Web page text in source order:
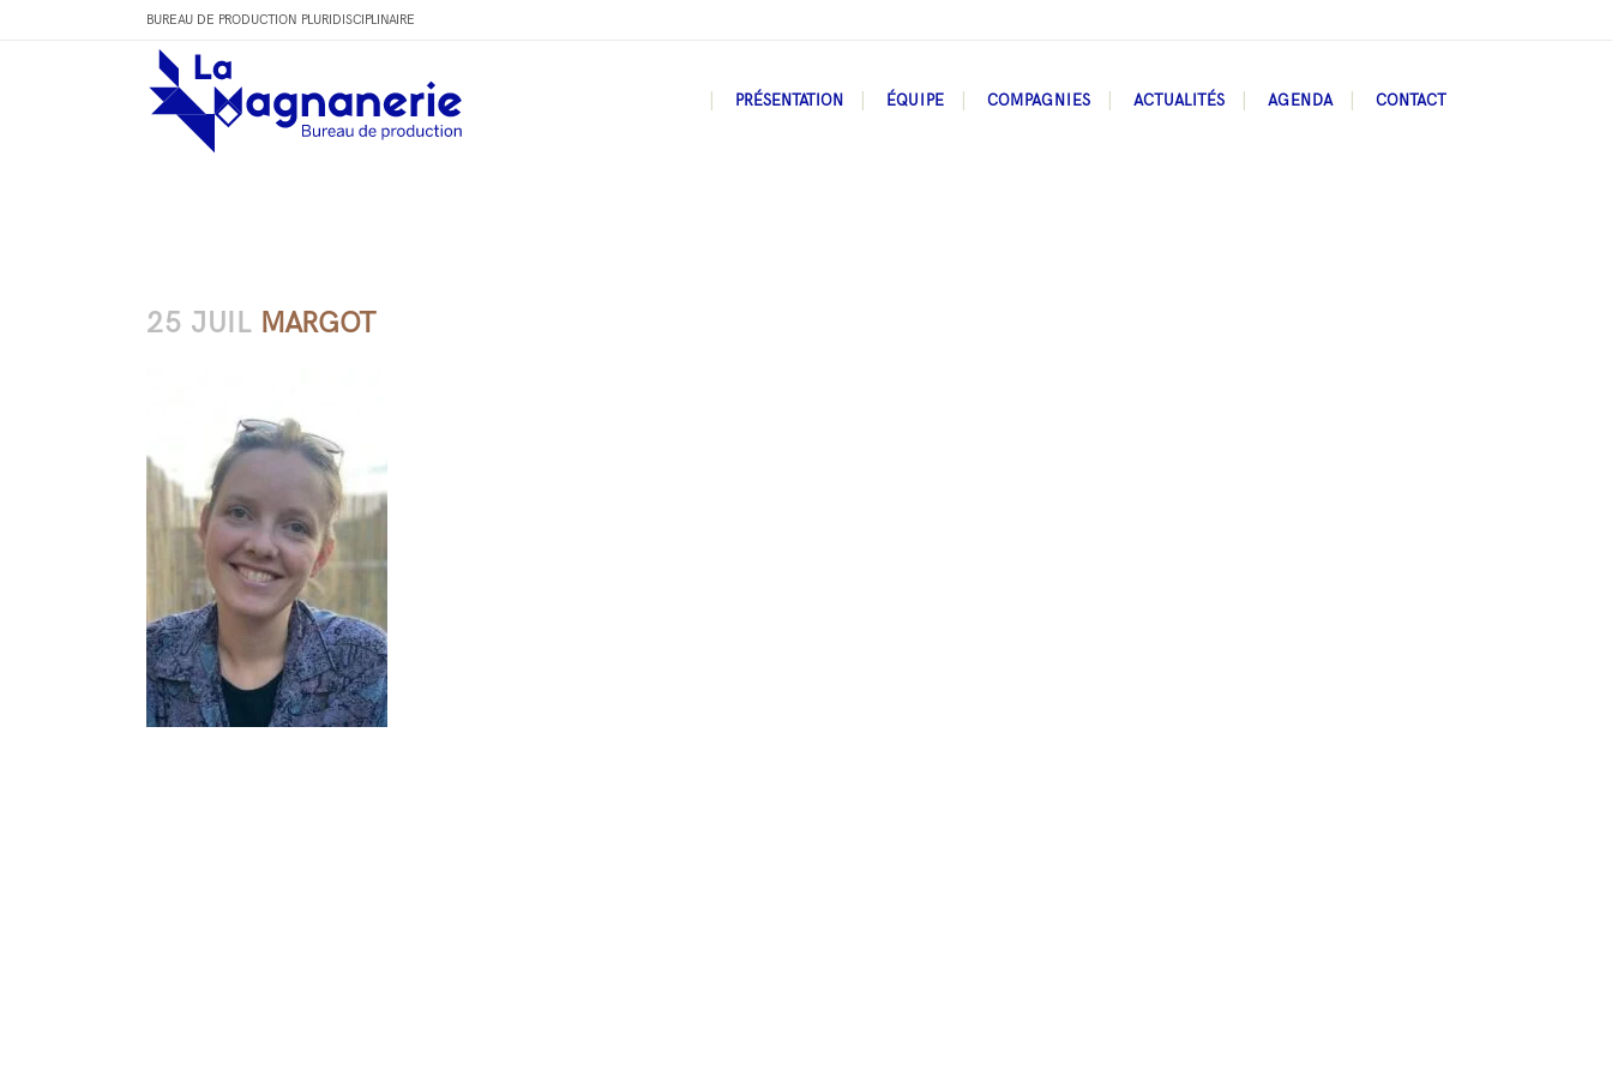
BUREAU DE PRODUCTION PLURIDISCIPLINAIRE
PRÉSENTATION ÉQUIPE COMPAGNIES ACTUALITÉS AGENDA CONTACT
25 JUIL MARGOT